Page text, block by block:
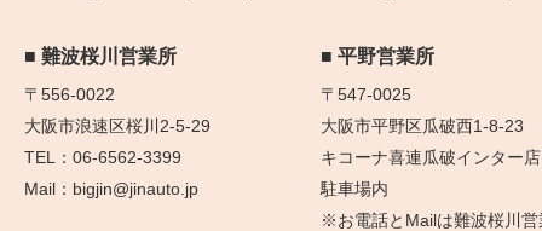
難波桜川営業所
〒556-0022
大阪市浪速区桜川2-5-29
06-6562-3399
bigjin@jinauto.jp
平野営業所
〒547-0025
大阪市平野区瓜破西1-8-23
キコーナ喜連瓜破インター店
駐車場内
※お電話とMailは難波桜川営